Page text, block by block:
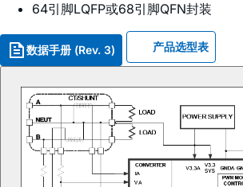
64引脚LQFP或68引脚QFN封装
数据手册 (Rev. 3) 产品选型表